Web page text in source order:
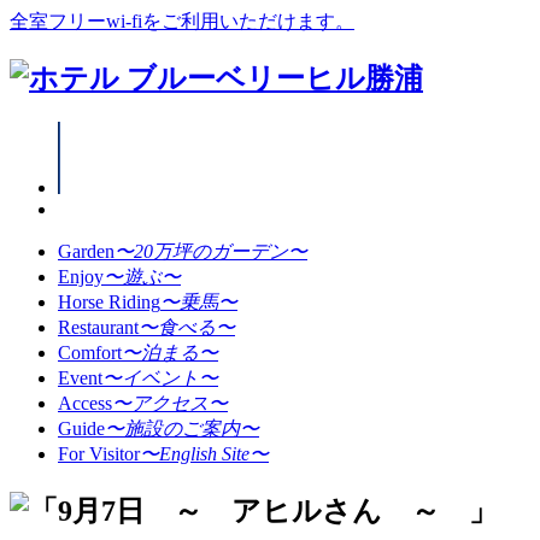
全室フリーwi-fiをご利用いただけます。
Garden〜20万坪のガーデン〜
Enjoy〜遊ぶ〜
Horse Riding〜乗馬〜
Restaurant〜食べる〜
Comfort〜泊まる〜
Event〜イベント〜
Access〜アクセス〜
Guide〜施設のご案内〜
For Visitor〜English Site〜